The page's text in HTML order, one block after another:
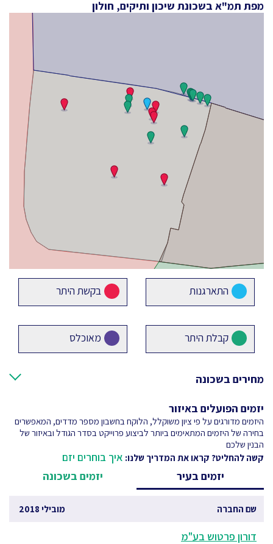
מפת תמ"א בשכונת שיכון ותיקים, חולון
התארגנות בקשת היתר
קבלת היתר מאוכלס
מחירים בשכונה
יזמים הפועלים באיזור
היזמים מדורגים על פי ציון משוקלל, הלוקח בחשבון מספר מדדים, המאפשרים
בחירה של היזמים המתאימים ביותר לביצוע פרוייקט בסדר הגודל ובאיזור של
הבנין שלכם
קשה להחליט? קראו את המדריך שלנו: איך בוחרים יזם
יזמים בעיר
יזמים בשכונה
שם החברה מובילי 2018
דורון פרטוש בע"מ